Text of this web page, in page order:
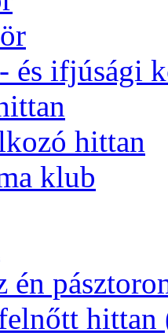
és ifjúsági
hittan
klub
én
hittan